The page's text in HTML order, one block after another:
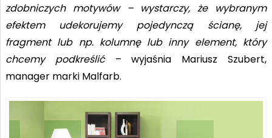
zdobniczych motywów – wystarczy, że wybranym
efektem udekorujemy pojedynczą ścianę, jej
fragment lub np. kolumnę lub inny element, który
chcemy podkreślić– wyjaśnia Mariusz Szubert,
manager marki Malfarb.